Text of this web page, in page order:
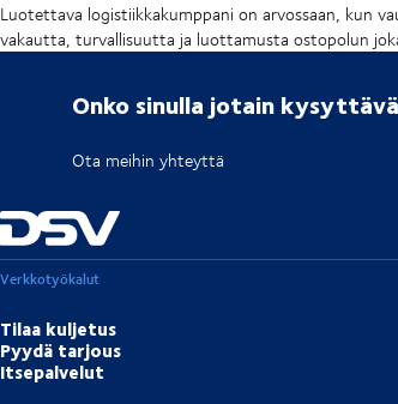
Luotettava logistiikkakumppani on arvossaan, kun
vakautta, turvallisuutta ja luottamusta ostopolun
Onko sinulla jotain
Ota meihin yhteyttä
Verkkotyökalut
Tilaa kuljetus
Pyydä tarjous
Itsepalvelut